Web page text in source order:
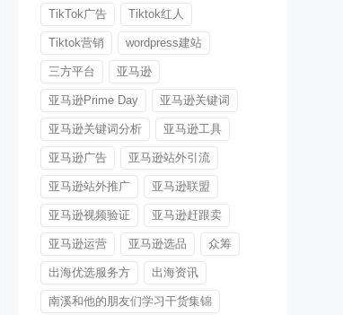
TikTok广告 Tiktok红人
Tiktok营销 wordpress建站
三方平台 亚马逊
亚马逊Prime Day 亚马逊关键词
亚马逊关键词分析 亚马逊工具
亚马逊广告 亚马逊站外引流
亚马逊站外推广 亚马逊联盟
亚马逊视频验证 亚马逊赶跟卖
亚马逊运营 亚马逊选品 众筹
出海优选服务方 出海资讯
南溪和他的朋友们学习干货集锦